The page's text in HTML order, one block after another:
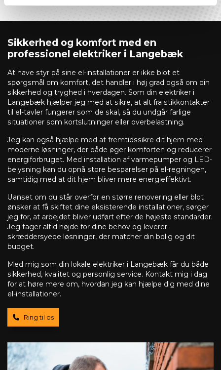
Sikkerhed og komfort med en
professionel elektriker i Langebæk
At have styr på sine el-installationer er ikke blot et
spørgsmål om komfort, det handler i høj grad også om din
sikkerhed og tryghed i hverdagen. Som din elektriker i
Langebæk hjælper jeg med at sikre, at alt fra stikkontakter
til el-tavler fungerer som de skal, så du undgår farlige
situationer som kortslutninger eller overbelastning.
Jeg kan også hjælpe med at fremtidssikre dit hjem med
moderne løsninger, der både øger komforten og reducerer
energiforbruget. Med installation af varmepumper og LED-
belysning kan du opnå store besparelser på el-regningen,
samtidig med at dit hjem bliver mere energieffektivt.
Uanset om du står overfor en større renovering eller blot
ønsker at få skiftet dine eksisterende installationer, sørger
jeg for, at arbejdet bliver udført efter de højeste standarder.
Jeg tager altid højde for dine behov og leverer
skræddersyede løsninger, der matcher din bolig og dit
budget.
Med mig som din lokale elektriker i Langebæk får du både
sikkerhed, kvalitet og personlig service. Kontakt mig i dag
for at høre mere om, hvordan jeg kan hjælpe dig med dine
el-installationer.
Ring til os